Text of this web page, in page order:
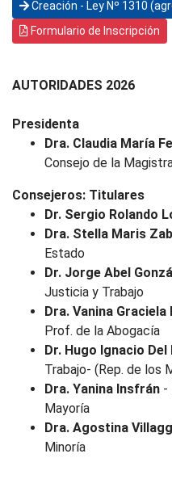
Creación - Ley Nº 1310
Formulario de Inscripción
AUTORIDADES 2026
Presidenta
Dra. Claudia María
Consejo de la
Consejeros: Titulares
Dr. Sergio Rolando
Dra. Stella Maris
Estado
Dr. Jorge Abel
Justicia y Trabajo
Dra. Vanina Graciela
Prof. de la Abogacía
Dr. Hugo Ignacio Del
Trabajo- (Rep. de los
Dra. Yanina Insfrán -
Mayoría
Dra. Agostina
Minoría